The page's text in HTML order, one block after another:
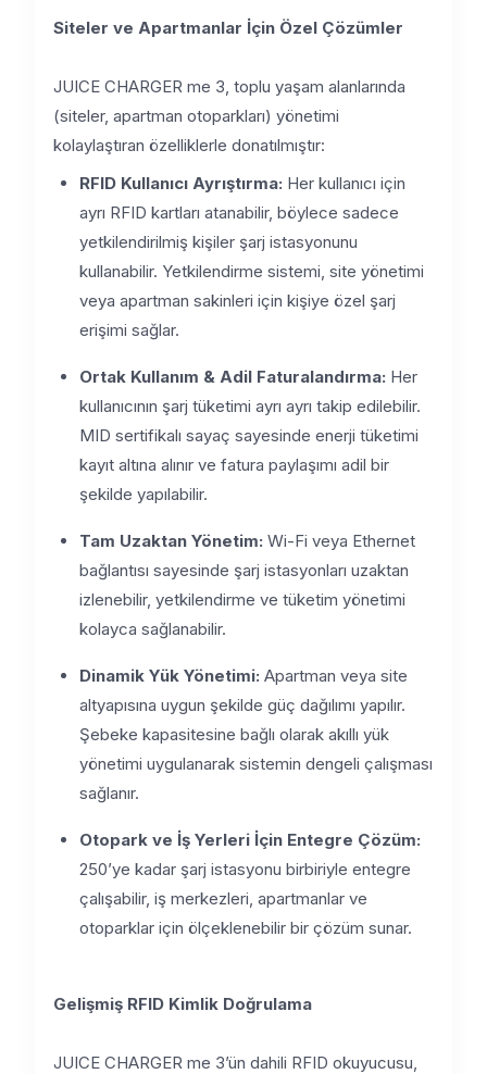
Siteler ve Apartmanlar İçin Özel Çözümler
JUICE CHARGER me 3, toplu yaşam alanlarında
(siteler, apartman otoparkları) yönetimi
kolaylaştıran özelliklerle donatılmıştır:
RFID Kullanıcı Ayrıştırma: Her kullanıcı için
ayrı RFID kartları atanabilir, böylece sadece
yetkilendirilmiş kişiler şarj istasyonunu
kullanabilir. Yetkilendirme sistemi, site yönetimi
veya apartman sakinleri için kişiye özel şarj
erişimi sağlar.
Ortak Kullanım & Adil Faturalandırma: Her
kullanıcının şarj tüketimi ayrı ayrı takip edilebilir.
MID sertifikalı sayaç sayesinde enerji tüketimi
kayıt altına alınır ve fatura paylaşımı adil bir
şekilde yapılabilir.
Tam Uzaktan Yönetim: Wi-Fi veya Ethernet
bağlantısı sayesinde şarj istasyonları uzaktan
izlenebilir, yetkilendirme ve tüketim yönetimi
kolayca sağlanabilir.
Dinamik Yük Yönetimi: Apartman veya site
altyapısına uygun şekilde güç dağılımı yapılır.
Şebeke kapasitesine bağlı olarak akıllı yük
yönetimi uygulanarak sistemin dengeli çalışması
sağlanır.
Otopark ve İş Yerleri İçin Entegre Çözüm:
250’ye kadar şarj istasyonu birbiriyle entegre
çalışabilir, iş merkezleri, apartmanlar ve
otoparklar için ölçeklenebilir bir çözüm sunar.
Gelişmiş RFID Kimlik Doğrulama
JUICE CHARGER me 3’ün dahili RFID okuyucusu,